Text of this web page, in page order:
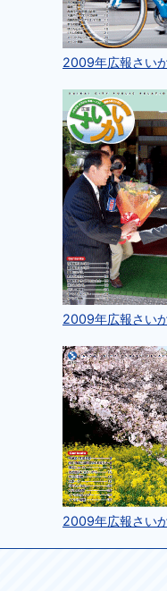
2009年広報さい
2009年広報さい
2009年広報さい